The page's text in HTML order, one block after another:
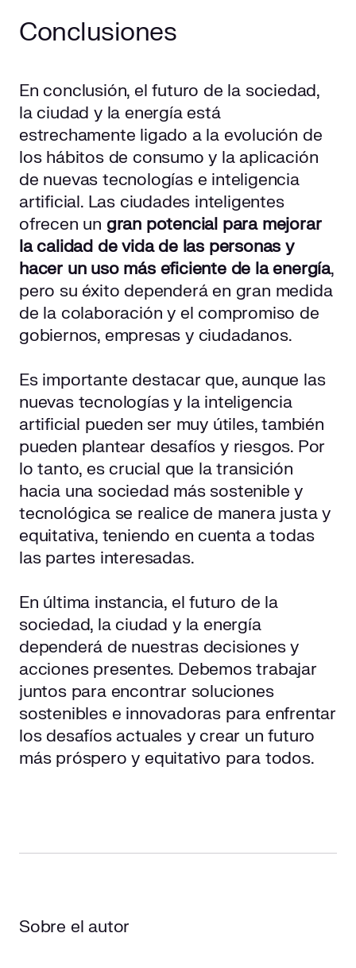
Conclusiones
En conclusión, el futuro de la sociedad,
la ciudad y la energía está
estrechamente ligado a la evolución de
los hábitos de consumo y la aplicación
de nuevas tecnologías e inteligencia
artificial. Las ciudades inteligentes
ofrecen un gran potencial para mejorar
la calidad de vida de las personas y
hacer un uso más eficiente de la energía,
pero su éxito dependerá en gran medida
de la colaboración y el compromiso de
gobiernos, empresas y ciudadanos.
Es importante destacar que, aunque las
nuevas tecnologías y la inteligencia
artificial pueden ser muy útiles, también
pueden plantear desafíos y riesgos. Por
lo tanto, es crucial que la transición
hacia una sociedad más sostenible y
tecnológica se realice de manera justa y
equitativa, teniendo en cuenta a todas
las partes interesadas.
En última instancia, el futuro de la
sociedad, la ciudad y la energía
dependerá de nuestras decisiones y
acciones presentes. Debemos trabajar
juntos para encontrar soluciones
sostenibles e innovadoras para enfrentar
los desafíos actuales y crear un futuro
más próspero y equitativo para todos.
Sobre el autor